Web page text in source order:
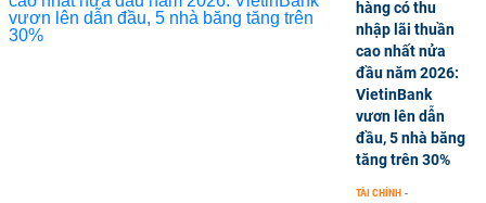
hàng có thu
nhập lãi thuần
cao nhất nửa
đầu năm 2026:
VietinBank
vươn lên dẫn
đầu, 5 nhà băng
tăng trên 30%
TÀI CHÍNH -